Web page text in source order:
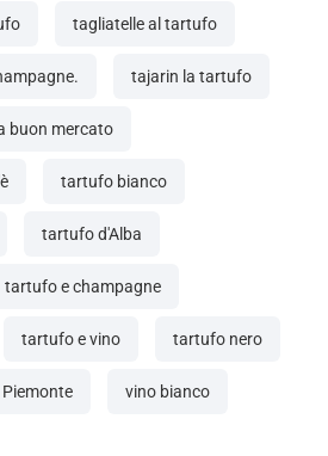
tagliatelle al tartufo
tajarin la tartufo
buon mercato
tartufo bianco
tartufo d'Alba
tartufo e champagne
tartufo e vino tartufo nero
vino bianco